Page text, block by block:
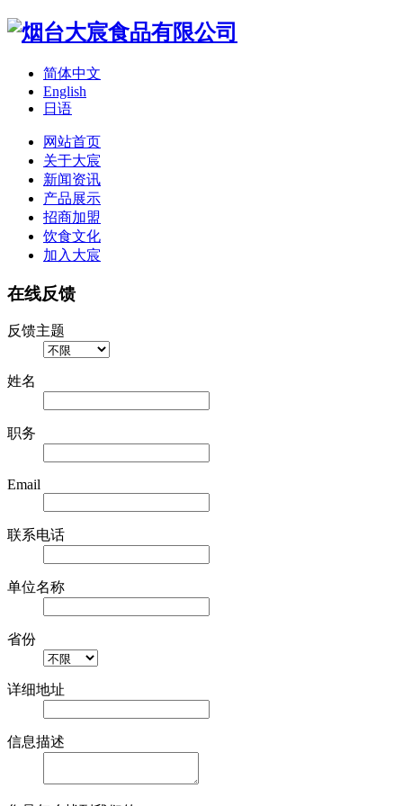
简体中文
English
日语
网站首页
关于大宸
新闻资讯
产品展示
招商加盟
饮食文化
加入大宸
在线反馈
反馈主题
姓名
职务
Email
联系电话
单位名称
省份
详细地址
信息描述